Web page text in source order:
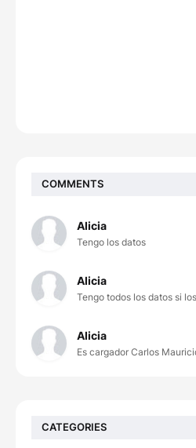
COMMENTS
Alicia
Tengo los datos
Alicia
Tengo todos los datos si
Alicia
Es cargador Carlos
CATEGORIES